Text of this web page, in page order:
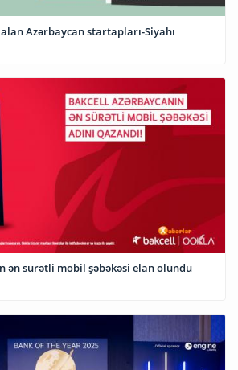
Azərbaycan startapları-Siyahı
ən sürətli mobil şəbəkəsi elan olundu